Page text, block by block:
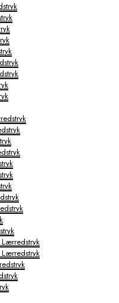
Lærredstryk